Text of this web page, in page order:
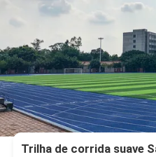
Trilha de corrida suave